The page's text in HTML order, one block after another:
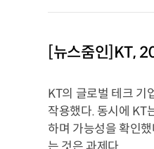
[뉴스줌인]KT,
KT의 글로벌 테크 기
작용했다. 동시에 KT
하며 가능성을 확인